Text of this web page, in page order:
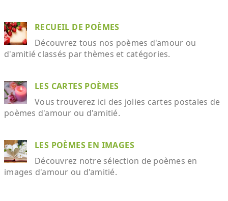
RECUEIL DE POÈMES
Découvrez tous nos poèmes d'amour ou
d'amitié classés par thèmes et catégories.
LES CARTES POÈMES
Vous trouverez ici des jolies cartes postales de
poèmes d'amour ou d'amitié.
LES POÈMES EN IMAGES
Découvrez notre sélection de poèmes en
images d'amour ou d'amitié.